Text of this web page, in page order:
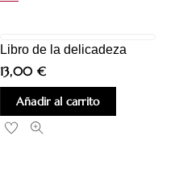
Libro de la delicadeza
13,00 €
Añadir al carrito